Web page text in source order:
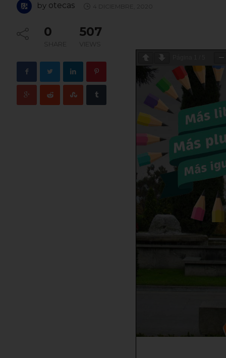
by otecas 4 DICIEMBRE, 2020
0
SHARE
507
VIEWS